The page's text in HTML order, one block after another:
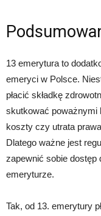
13 emerytura to
emeryci w Polsce.
płacić składkę
skutkować poważnymi
koszty czy utrata
Dlatego ważne jest
zapewnić sobie dostęp
emeryturze.
Tak, od 13. emerytury